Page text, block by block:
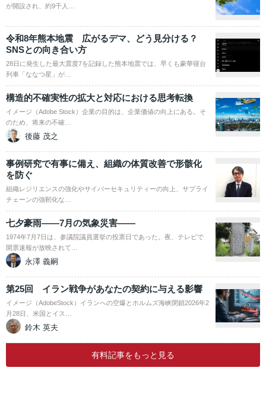
が開設され、約9千人…
令和8年熊本地震 広がるデマ、どう見分ける？
SNSとの向き合い方
28日に発生した最大震度7を記録した熊本地震では、早くも豪華寝台
列車「ななつ星」が…
構造的不確実性の拡大と対応における思考転換
イメージ（Adobe Stock）企業の目的は、企業価値の向上にある。そ
のため、将来の不確…
後藤 茂之
事例研究で有事に備え、組織の体質改善で形骸化
を防ぐ
組織レジリエンスの強化やサイバーセキュリティーの向上、サプライ
チェーンの強靭化な…
七夕豪雨――7月の気象災害――
1974年7月7日は、参議院議員選挙の投票日であった。夜、テレビで
開票速報が放映されて…
永澤 義嗣
第25回 イラン戦争があなたの契約に与える影響
イメージ（AdobeStock）イランへの空爆とホルムズ海峡閉鎖2026年2
月28日、米国とイス…
鈴木 英夫
有料記事をもっと見る